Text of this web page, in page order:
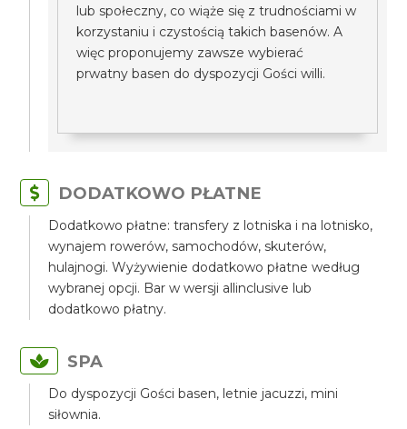
lub społeczny, co wiąże się z trudnościami w
korzystaniu i czystością takich basenów. A
więc proponujemy zawsze wybierać
prwatny basen do dyspozycji Gości willi.
DODATKOWO PŁATNE
Dodatkowo płatne: transfery z lotniska i na lotnisko,
wynajem rowerów, samochodów, skuterów,
hulajnogi. Wyżywienie dodatkowo płatne według
wybranej opcji. Bar w wersji allinclusive lub
dodatkowo płatny.
SPA
Do dyspozycji Gości basen, letnie jacuzzi, mini
siłownia.